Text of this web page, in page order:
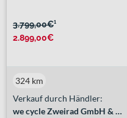
3.799,00€¹
2.899,00€
Verkauf durch Händler:
we cycle Zweirad GmbH & Co. KG
324 km